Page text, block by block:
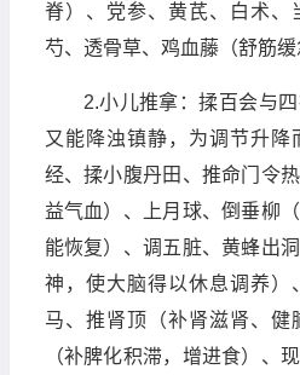
脊）、党参、黄芪、白术、
芍、透骨草、鸡血藤（舒筋缓
2.小儿推拿：揉百会与
又能降浊镇静，为调节升降
经、揉小腹丹田、推命门令
益气血）、上月球、倒垂柳
能恢复）、调五脏、黄蜂出
神，使大脑得以休息调养）
马、推肾顶（补肾滋肾、健
（补脾化积滞，增进食）、